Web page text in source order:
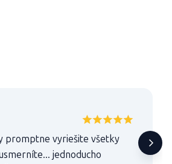
promptne vyriešite všetky
jednoducho